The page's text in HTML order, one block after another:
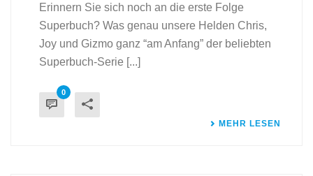
Erinnern Sie sich noch an die erste Folge
Superbuch? Was genau unsere Helden Chris,
Joy und Gizmo ganz “am Anfang” der beliebten
Superbuch-Serie [...]
0
MEHR LESEN